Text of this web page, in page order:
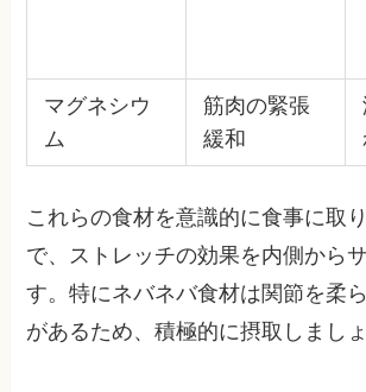
マグネシウ
ム
筋肉の緊張
緩和
これらの食材を意識的に食事に取
で、ストレッチの効果を内側から
す。特にネバネバ食材は関節を柔
があるため、積極的に摂取しましょ